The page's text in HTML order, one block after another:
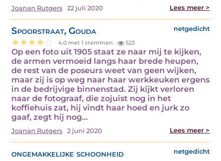
Joanan Rutgers 22 juli 2020 Lees meer >
Spoorstraat, Gouda netgedicht
4.0 met 1 stemmen 523
Op een foto uit 1905 staat ze naar mij te kijken,
de armen vermoeid langs haar brede heupen,
de rest van de poseurs weet van geen wijken,
maar zij is op weg naar haar werkkeuken ergens
in de bedrijvige binnenstad. Zij kijkt verloren
naar de fotograaf, die zojuist nog in het
koffiehuis zat, hij vindt haar hoed en jurk zo
gaaf, zegt hij nog…
Joanan Rutgers 2 juni 2020 Lees meer >
ongemakkelijke schoonheid netgedicht